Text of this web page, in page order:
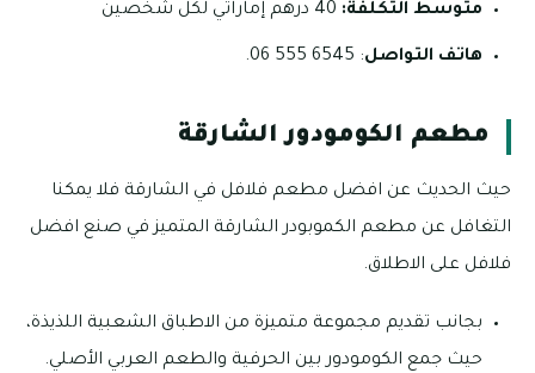
متوسط التكلفة:
هاتف التواصل: 6545 555 06.
مطعم الكومودور الشارقة
حيث الحديث عن افضل مطعم فلافل في الشارقة فلا يمكنا
التغافل عن مطعم الكموبودر الشارقة المتميز في صنع افضل
فلافل على الاطلاق.
بجانب تقديم مجموعة متميزة من الاطباق الشعبية اللذيذة،
حيث جمع الكومودور بين الحرفية والطعم العربي الأصلي.